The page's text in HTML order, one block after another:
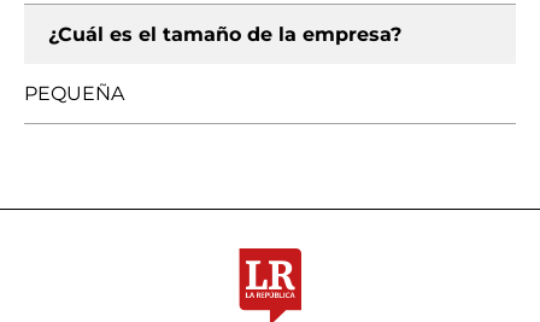
¿Cuál es el tamaño de la empresa?
PEQUEÑA